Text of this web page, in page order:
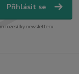
Přihlásit se
rozesílky newsletteru.